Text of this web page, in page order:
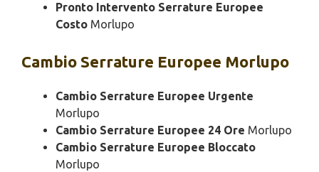
Pronto Intervento Serrature Europee
Costo Morlupo
Cambio Serrature Europee Morlupo
Cambio Serrature Europee Urgente
Morlupo
Cambio Serrature Europee 24 Ore Morlupo
Cambio Serrature Europee Bloccato
Morlupo